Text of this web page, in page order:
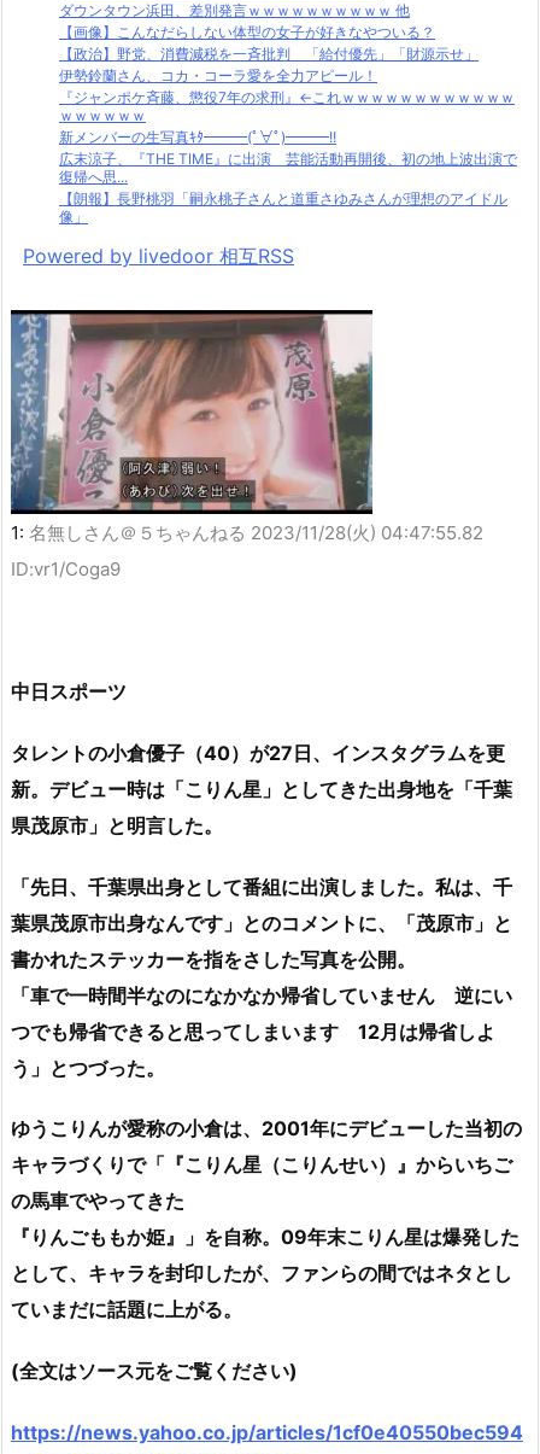
ダウンタウン浜田、差別発言ｗｗｗｗｗｗｗｗｗｗ 他
【画像】こんなだらしない体型の女子が好きなやついる？
【政治】野党、消費減税を一斉批判 「給付優先」「財源示せ」
伊勢鈴蘭さん、コカ・コーラ愛を全力アピール！
『ジャンポケ斉藤、懲役7年の求刑』←これｗｗｗｗｗｗｗｗｗｗｗｗ
ｗｗｗｗｗｗ
新メンバーの生写真ｷﾀ━━━(ﾟ∀ﾟ)━━━!!
広末涼子、『THE TIME』に出演 芸能活動再開後、初の地上波出演で
復帰へ思...
【朗報】長野桃羽「嗣永桃子さんと道重さゆみさんが理想のアイドル
像」
Powered by livedoor 相互RSS
1: 名無しさん＠５ちゃんねる 2023/11/28(火) 04:47:55.82
ID:vr1/Coga9
中日スポーツ
タレントの小倉優子（40）が27日、インスタグラムを更
新。デビュー時は「こりん星」としてきた出身地を「千葉
県茂原市」と明言した。
「先日、千葉県出身として番組に出演しました。私は、千
葉県茂原市出身なんです」とのコメントに、「茂原市」と
書かれたステッカーを指をさした写真を公開。
「車で一時間半なのになかなか帰省していません 逆にい
つでも帰省できると思ってしまいます 12月は帰省しよ
う」とつづった。
ゆうこりんが愛称の小倉は、2001年にデビューした当初の
キャラづくりで「『こりん星（こりんせい）』からいちご
の馬車でやってきた
『りんごももか姫』」を自称。09年末こりん星は爆発した
として、キャラを封印したが、ファンらの間ではネタとし
ていまだに話題に上がる。
(全文はソース元をご覧ください)
https://news.yahoo.co.jp/articles/1cf0e40550bec594